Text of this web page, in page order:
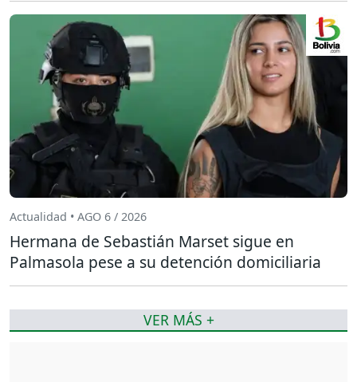
Actualidad • AGO 6 / 2026
Hermana de Sebastián Marset sigue en
Palmasola pese a su detención domiciliaria
VER MÁS +